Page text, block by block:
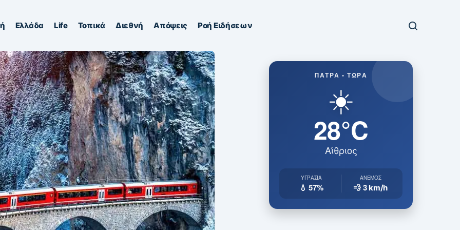
Ελλάδα Life Τοπικά Διεθνή Απόψεις Ροή Ειδήσεων
ΠΆΤΡΑ • ΤΏΡΑ
☀️
28°C
Αίθριος
ΥΓΡΑΣΊΑ
💧 57%
ΆΝΕΜΟΣ
💨 3km/h